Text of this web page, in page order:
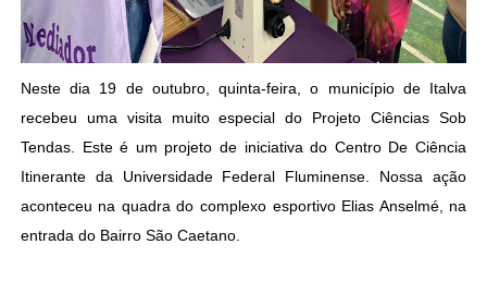
Neste dia 19 de outubro, quinta-feira, o município de Italva
recebeu uma visita muito especial do Projeto Ciências Sob
Tendas. Este é um projeto de iniciativa do Centro De Ciência
Itinerante da Universidade Federal Fluminense. Nossa ação
aconteceu na quadra do complexo esportivo Elias Anselmé, na
entrada do Bairro São Caetano.